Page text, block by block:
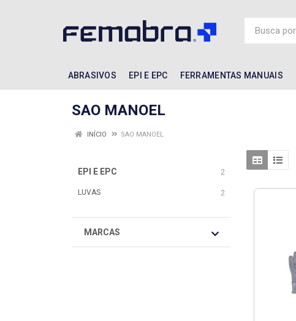
ABRASIVOS EPI E EPC FERRAMENTAS MANUAIS
SAO MANOEL
INÍCIO SAO MANOEL
EPI E EPC 2
LUVAS 2
MARCAS